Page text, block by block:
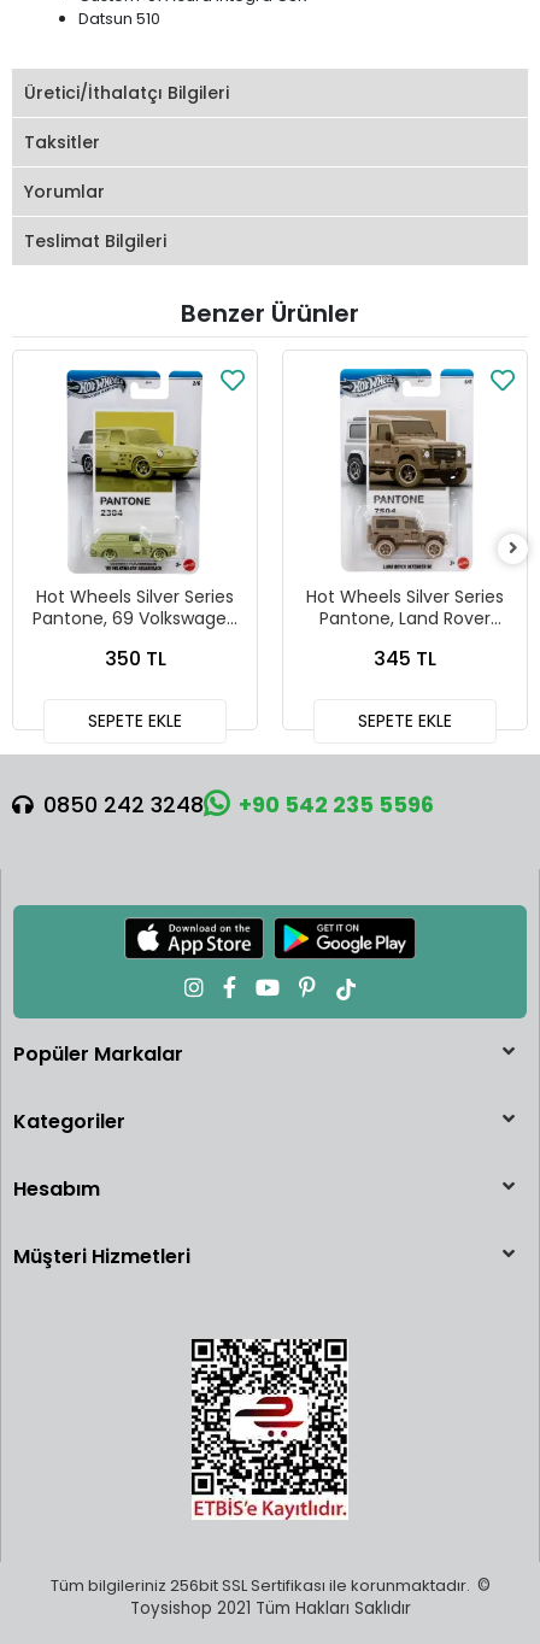
Datsun 510
Üretici/İthalatçı Bilgileri
Taksitler
Yorumlar
Teslimat Bilgileri
Benzer Ürünler
Hot Wheels Silver Series
Pantone, 69 Volkswagen
350 TL
SEPETE EKLE
Hot Wheels Silver Series
Pantone, Land Rover
345 TL
SEPETE EKLE
0850 242 3248 +90 542 235 5596
Popüler Markalar
Kategoriler
Hesabım
Müşteri Hizmetleri
Tüm bilgileriniz 256bit SSL Sertifikası ile korunmaktadır. ©
Toysishop 2021 Tüm Hakları Saklıdır